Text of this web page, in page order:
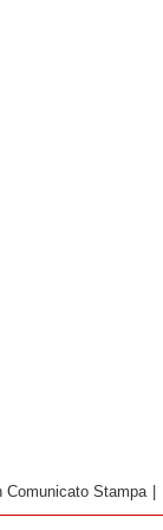
Comunicato Stampa